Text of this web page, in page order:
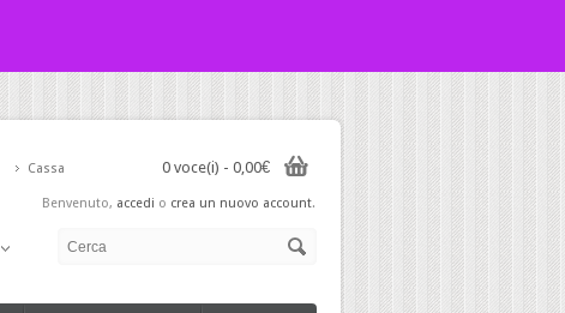
Benvenuto, accedi o crea un nuovo account.
Cassa 0 voce(i) - 0,00€